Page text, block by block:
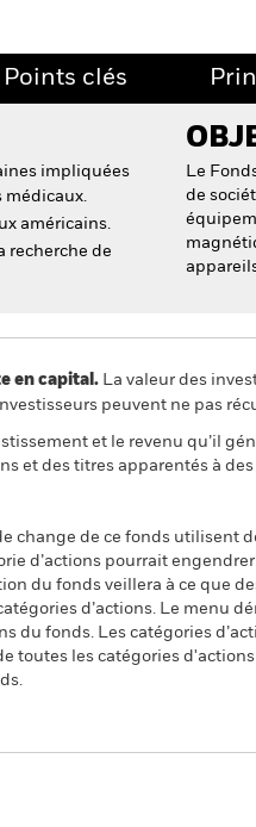
Points clés
impliquées
médicaux.
américains.
recherche de
Le
de
en capital. La valeur des
peuvent ne pas
et le revenu qu’il
et des titres apparentés à
change de ce fonds
d’actions pourrait
du fonds veillera à ce que
d’actions. Le menu
du fonds. Les catégories
toutes les catégories